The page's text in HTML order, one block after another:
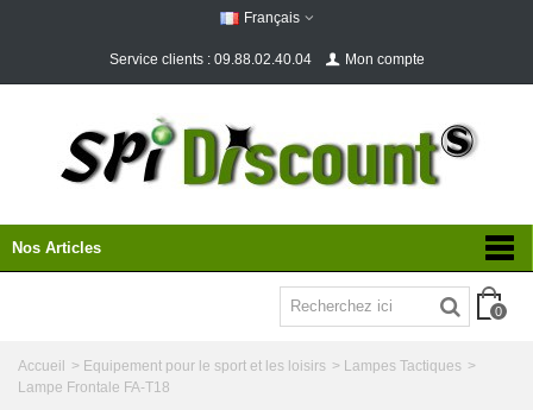
Français
Service clients : 09.88.02.40.04 Mon compte
Nos Articles
0
Accueil > Equipement pour le sport et les loisirs > Lampes Tactiques >
Lampe Frontale FA-T18